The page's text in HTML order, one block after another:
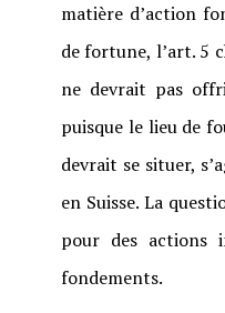
matière d’action
de fortune, l’art. 5
ne devrait pas
puisque le lieu de
devrait se situer,
en Suisse. La
pour des actions
fondements.